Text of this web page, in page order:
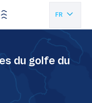
FR
du golfe du